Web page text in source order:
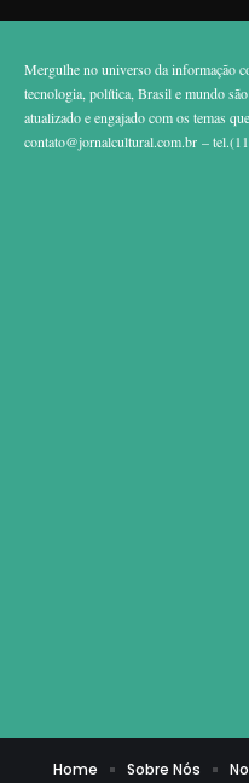
Mergulhe no universo da informação
tecnologia, política, Brasil e mundo
atualizado e engajado com os temas
contato@jornalcultural.com.br –
Home Sobre Nós